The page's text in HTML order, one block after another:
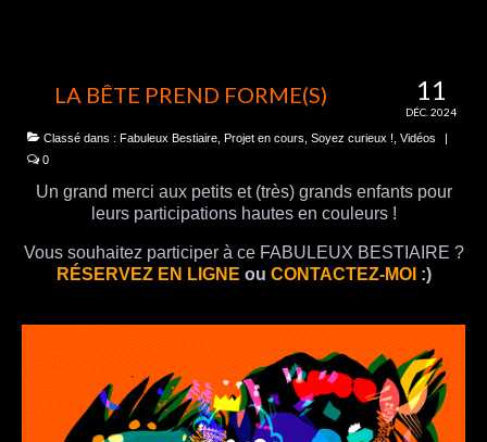
11
DÉC. 2024
LA BÊTE PREND FORME(S)
Classé dans : Fabuleux Bestiaire Projet en cours Soyez curieux ! Vidéos
|
0
Un grand merci aux petits et (très) grands enfants pour
leurs participations hautes en couleurs !
Vous souhaitez participer à ce FABULEUX BESTIAIRE ?
RÉSERVEZ EN LIGNE ou CONTACTEZ-MOI :)